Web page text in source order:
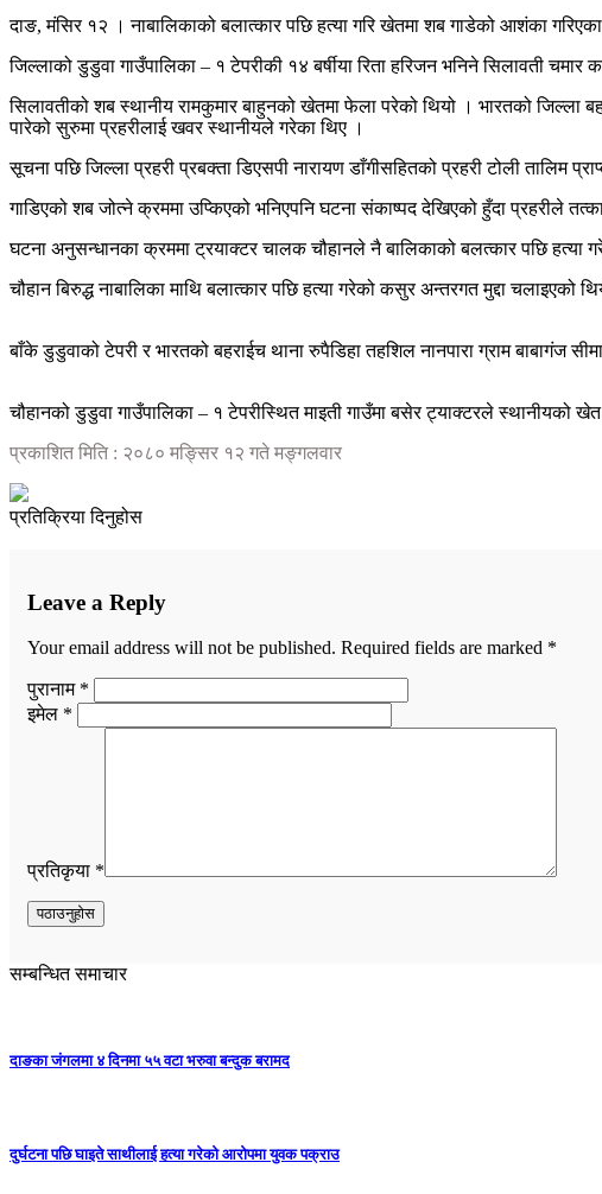
दाङ, मंसिर १२ । नाबालिकाको बलात्कार पछि हत्या गरि खेतमा शब गाडेको आशंका
जिल्लाको डुडुवा गाउँपालिका – १ टेपरीकी १४ बर्षीया रिता हरिजन भनिने सिलावती
सिलावतीको शब स्थानीय रामकुमार बाहुनको खेतमा फेला परेको थियो । भारतको जिल्ला
पारेको सुरुमा प्रहरीलाई खवर स्थानीयले गरेका थिए ।
सूचना पछि जिल्ला प्रहरी प्रबक्ता डिएसपी नारायण डाँगीसहितको प्रहरी टोली तालिम
गाडिएको शब जोत्ने क्रममा उप्किएको भनिएपनि घटना संकाष्पद देखिएको हुँदा प्रहरीले
घटना अनुसन्धानका क्रममा ट्रयाक्टर चालक चौहानले नै बालिकाको बलत्कार पछि हत्या
चौहान बिरुद्ध नाबालिका माथि बलात्कार पछि हत्या गरेको कसुर अन्तरगत मुद्दा चलाइएको
बाँके डुडुवाको टेपरी र भारतको बहराईच थाना रुपैडिहा तहशिल नानपारा ग्राम बाबागंज
चौहानको डुडुवा गाउँपालिका – १ टेपरीस्थित माइती गाउँमा बसेर ट्याक्टरले स्थानीयको
प्रकाशित मिति : २०८० मङ्सिर १२ गते मङ्गलवार
प्रतिक्रिया दिनुहोस
Leave a Reply
Your email address will not be published. Required fields are marked *
पुरानाम *
इमेल *
प्रतिकृया *
सम्बन्धित समाचार
दाङका जंगलमा ४ दिनमा ५५ वटा भरुवा बन्दुक बरामद
दुर्घटना पछि घाइते साथीलाई हत्या गरेको आरोपमा युवक पक्राउ